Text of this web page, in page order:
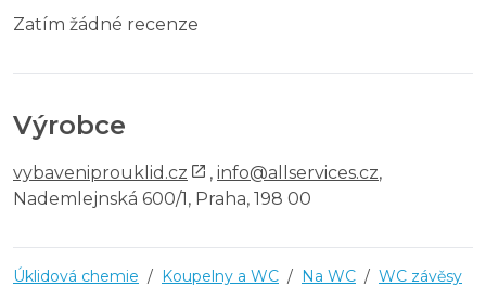
Zatím žádné recenze
Výrobce
vybaveniprouklid.cz , info@allservices.cz,
Nademlejnská 600/1, Praha, 198 00
Úklidová chemie / Koupelny a WC / Na WC / WC závěsy